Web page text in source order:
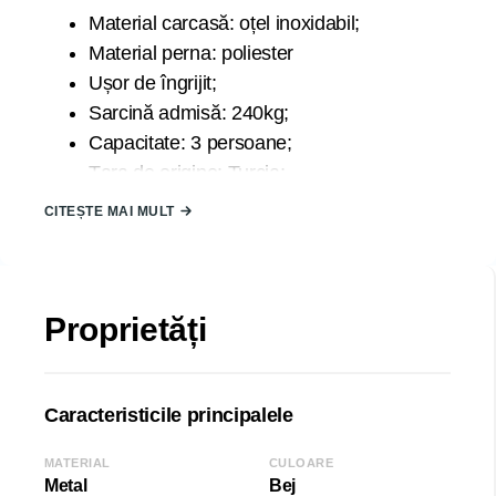
Material carcasă: oțel inoxidabil;
Material perna: poliester
Ușor de îngrijit;
Sarcină admisă: 240kg;
Capacitate: 3 persoane;
Țara de origine: Turcia;
COD: 2000007616/Bej
CITEȘTE MAI MULT
Proprietăți
Caracteristicile principalele
MATERIAL
Metal
CULOARE
Bej